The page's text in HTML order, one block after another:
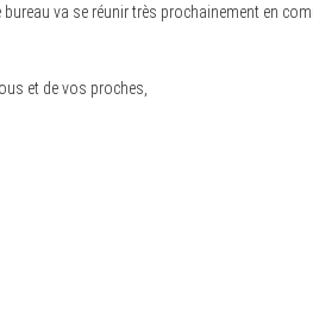
va se réunir très prochainement en
et de vos proches,